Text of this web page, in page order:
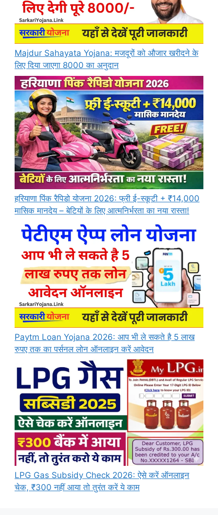
Majdur Sahayata Yojana: मजदूरों को औजार खरीदने के
लिए दिया जाएगा 8000 का अनुदान
हरियाणा पिंक रैपिडो योजना 2026: फ्री ई-स्कूटी + ₹14,000
मासिक मानदेय – बेटियों के लिए आत्मनिर्भरता का नया रास्ता!
Paytm Loan Yojana 2026: आप भी ले सकते है 5 लाख
रुपए तक का पर्सनल लोन ऑनलाइन करें आवेदन
LPG Gas Subsidy Check 2026: ऐसे करें ऑनलाइन
चेक, ₹300 नहीं आया तो तुरंत करें ये काम